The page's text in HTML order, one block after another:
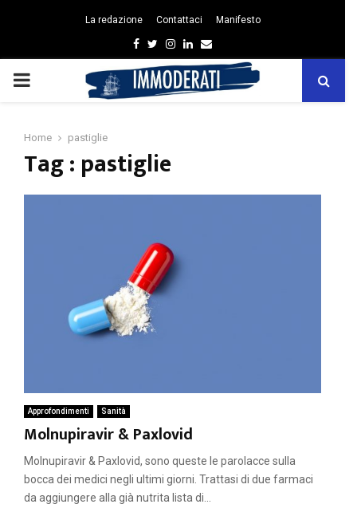
La redazione Contattaci Manifesto
Facebook
Twitter
Instagram
Linkedin
Email
PRIMARY
Home pastiglie
Tag : pastiglie
Approfondimenti Sanità
Molnupiravir & Paxlovid
Molnupiravir & Paxlovid, sono queste le parolacce sulla
bocca dei medici negli ultimi giorni. Trattasi di due farmaci
da aggiungere alla già nutrita lista di...